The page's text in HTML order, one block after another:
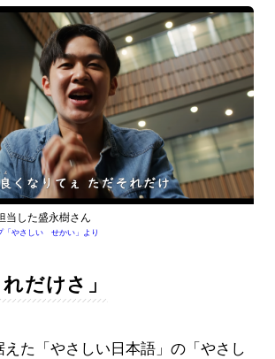
当した盛永樹さん
「やさしい せかい」より
だけさ」
えた「やさしい日本語」の「やさし